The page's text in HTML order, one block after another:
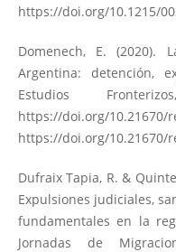
https://doi.org/10.1215/
Domenech, E. (2020).
Argentina: detención,
Estudios
https://doi.org/10.21670/
https://doi.org/10.21670/
Dufraix Tapia, R. &
Expulsiones judiciales,
fundamentales en la
Jornadas de